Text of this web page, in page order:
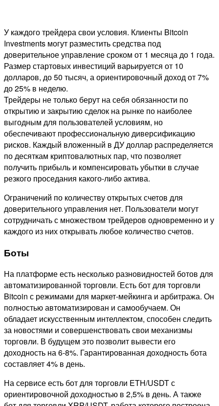
У каждого трейдера свои условия. Клиенты Bitcoin
Investments могут разместить средства под
доверительное управление сроком от 1 месяца до 1 года.
Размер стартовых инвестиций варьируется от 10
долларов, до 50 тысяч, а ориентировочный доход от 7%
до 25% в неделю.
Трейдеры не только берут на себя обязанности по
открытию и закрытию сделок на рынке по наиболее
выгодным для пользователей условиям, но
обеспечивают профессиональную диверсификацию
рисков. Каждый вложенный в ДУ доллар распределяется
по десяткам криптовалютных пар, что позволяет
получить прибыль и компенсировать убытки в случае
резкого проседания какого-либо актива.
Ограничений по количеству открытых счетов для
доверительного управления нет. Пользователи могут
сотрудничать с множеством трейдеров одновременно и у
каждого из них открывать любое количество счетов.
Боты
На платформе есть несколько разновидностей ботов для
автоматизированной торговли. Есть бот для торговли
Bitcoin с режимами для маркет-мейкинга и арбитража. Он
полностью автоматизирован и самообучаем. Он
обладает искусственным интеллектом, способен следить
за новостями и совершенствовать свои механизмы
торговли. В будущем это позволит вывести его
доходность на 6-8%. Гарантированная доходность бота
составляет 4% в день.
На сервисе есть бот для торговли ETH/USDT с
ориентировочной доходностью в 2,5% в день. А также